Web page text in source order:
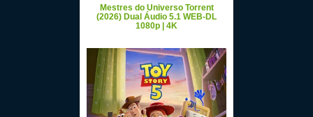
Mestres do Universo Torrent
(2026) Dual Áudio 5.1 WEB-DL
1080p | 4K